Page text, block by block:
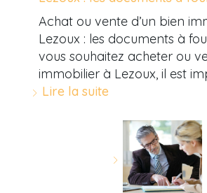
Achat ou vente d’un bien
Lezoux : les documents à
vous souhaitez acheter ou
immobilier à Lezoux, il est
Lire la suite